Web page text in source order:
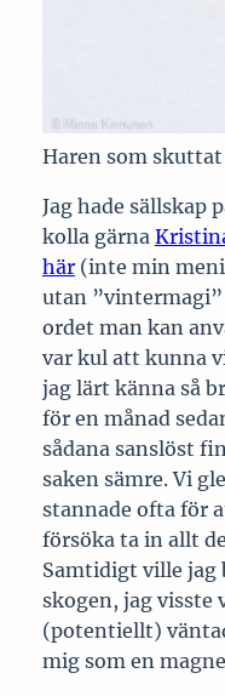
Haren som
Jag hade sällskap
kolla gärna
här(inte min
utan
ordet man kan
var kul att kunna
jag lärt känna så
för en månad
sådana sanslöst
saken sämre. Vi
stannade ofta för
försöka ta in allt
Samtidigt ville jag
skogen, jag visste
(potentiellt)
mig som en